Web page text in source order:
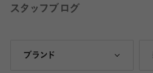
スタッフブログ
ブランド